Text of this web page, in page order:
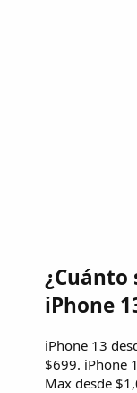
¿Cuánto
iPhone
iPhone 13
$699. iPhone
Max desde